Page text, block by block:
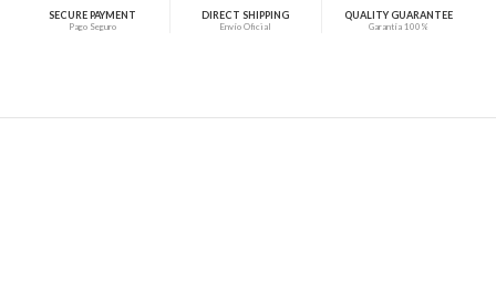
SECURE PAYMENT
Pago Seguro
DIRECT SHIPPING
Envío Oficial
QUALITY GUARANTEE
Garantía 100%